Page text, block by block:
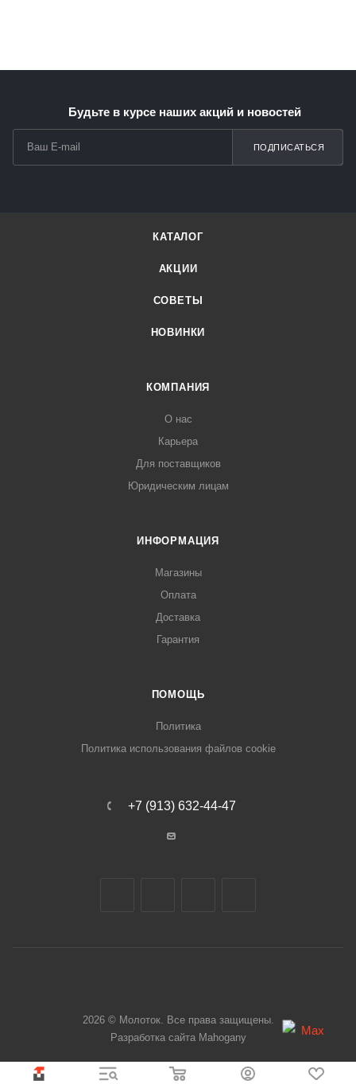
Будьте в курсе наших акций и новостей
ПОДПИСАТЬСЯ
КАТАЛОГ
АКЦИИ
СОВЕТЫ
НОВИНКИ
КОМПАНИЯ
О нас
Карьера
Для поставщиков
Юридическим лицам
ИНФОРМАЦИЯ
Магазины
Оплата
Доставка
Гарантия
ПОМОЩЬ
Политика
Политика использования файлов cookie
+7 (913) 632-44-47
2026 © Молоток. Все права защищены.
Разработка сайта Mahogany